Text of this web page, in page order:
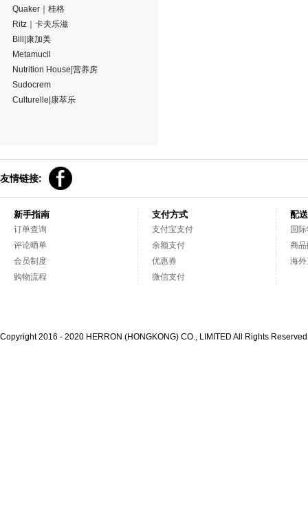
Quaker｜桂格
Ritz｜卡夫乐滋
Bill|康加美
Metamucil
Nutrition House|营养房
Sudocrem
Culturelle|康萃乐
友情链接:
新手指南
订单查询
评论晒单
会员制度
购物流程
支付方式
支付宝支付
余额支付
优惠券
微信支付
配
国
商
海
Copyright 2016 - 2020 HERRON (HONGKONG) CO., LIMITED All Rights